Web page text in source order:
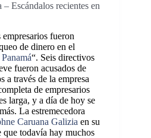
Escándalos recientes en
fueron
de dinero en el
“. Seis directivos
fueron acusados de
a través de la empresa
de empresarios
larga, y a día de hoy se
La estremecedora
Caruana Galizia en su
que todavía hay muchos